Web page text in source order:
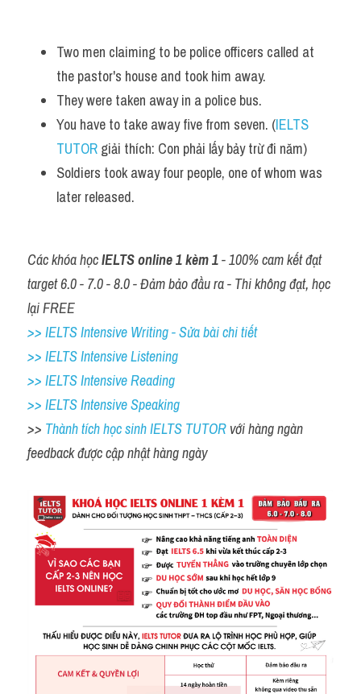
Two men claiming to be police officers called at
the pastor's house and took him away.
They were taken away in a police bus.
You have to take away five from seven. (IELTS
TUTOR giải thích: Con phải lấy bảy trừ đi năm)
Soldiers took away four people, one of whom was
later released.
Các khóa học IELTS online 1 kèm 1 - 100% cam kết đạt
target 6.0 - 7.0 - 8.0 - Đảm bảo đầu ra - Thi không đạt, học
lại FREE
>> IELTS Intensive Writing - Sửa bài chi tiết
>> IELTS Intensive Listening
>> IELTS Intensive Reading
>> IELTS Intensive Speaking
>> Thành tích học sinh IELTS TUTOR với hàng ngàn
feedback được cập nhật hàng ngày